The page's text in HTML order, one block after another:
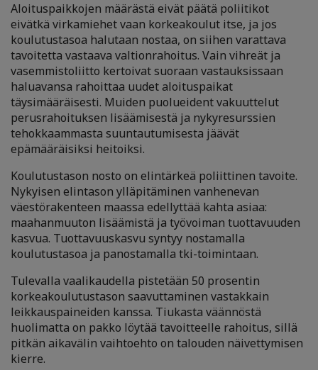
Aloituspaikkojen määrästä eivät päätä poliitikot
eivätkä virkamiehet vaan korkeakoulut itse, ja jos
koulutustasoa halutaan nostaa, on siihen varattava
tavoitetta vastaava valtionrahoitus. Vain vihreät ja
vasemmistoliitto kertoivat suoraan vastauksissaan
haluavansa rahoittaa uudet aloituspaikat
täysimääräisesti. Muiden puolueident vakuuttelut
perusrahoituksen lisäämisestä ja nykyresurssien
tehokkaammasta suuntautumisesta jäävät
epämääräisiksi heitoiksi.
Koulutustason nosto on elintärkeä poliittinen tavoite.
Nykyisen elintason ylläpitäminen vanhenevan
väestörakenteen maassa edellyttää kahta asiaa:
maahanmuuton lisäämistä ja työvoiman tuottavuuden
kasvua. Tuottavuuskasvu syntyy nostamalla
koulutustasoa ja panostamalla tki-toimintaan.
Tulevalla vaalikaudella pistetään 50 prosentin
korkeakoulutustason saavuttaminen vastakkain
leikkauspaineiden kanssa. Tiukasta väännöstä
huolimatta on pakko löytää tavoitteelle rahoitus, sillä
pitkän aikavälin vaihtoehto on talouden näivettymisen
kierre.